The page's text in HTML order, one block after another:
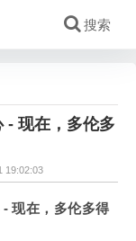
- 现在，多伦多
19:02:03
现在，多伦多得